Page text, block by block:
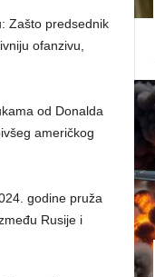
Zašto predsednik
ofanzivu,
od Donalda
američkog
godine pruža
Rusije i